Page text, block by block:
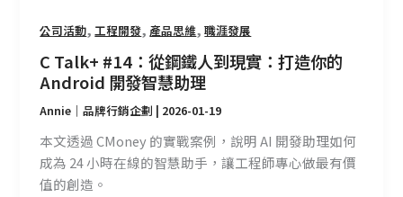
公司活動,工程開發, 產品思維,職涯發展
C Talk+ #14：從鋼鐵人到現實：打造你的
Android 開發智慧助理
Annie｜品牌行銷企劃 | 2026-01-19
本文透過 CMoney 的實戰案例，說明 AI 開發助理如何
成為 24 小時在線的智慧助手，讓工程師專心做最有價
值的創造。
你
的
Android
發
智
慧
助